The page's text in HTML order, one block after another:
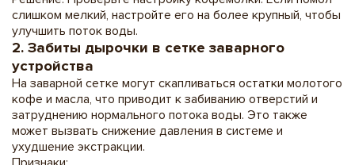
слишком мелкий, настройте его на более крупный, чтобы
улучшить поток воды.
2. Забиты дырочки в сетке заварного
устройства
На заварной сетке могут скапливаться остатки молотого
кофе и масла, что приводит к забиванию отверстий и
затруднению нормального потока воды. Это также
может вызвать снижение давления в системе и
ухудшение экстракции.